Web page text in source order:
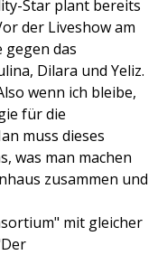
Star plant bereits
der Liveshow am
gegen das
Dilara und Yeliz.
wenn ich bleibe,
für die
muss dieses
was man machen
zusammen und
mit gleicher